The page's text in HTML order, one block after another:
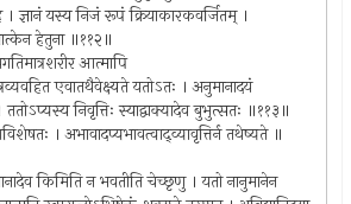
ज्ञानं यस्य निजं रूपं क्रियाकारकवर्जितम् ।
हेतुना ॥११२॥
आत्मापि
एवातथैवेक्ष्यते यतोऽतः । अनुमानादयं
। ततोऽप्यस्य निवृत्तिः स्याद्वाक्यादेव बुभुत्सतः ॥११३॥
। अभावादप्यभावत्वाद्व्यावृत्तिर्न तथेष्यते ॥
किमिति न भवतीति चेच्छृणु । यतो नानुमानेन